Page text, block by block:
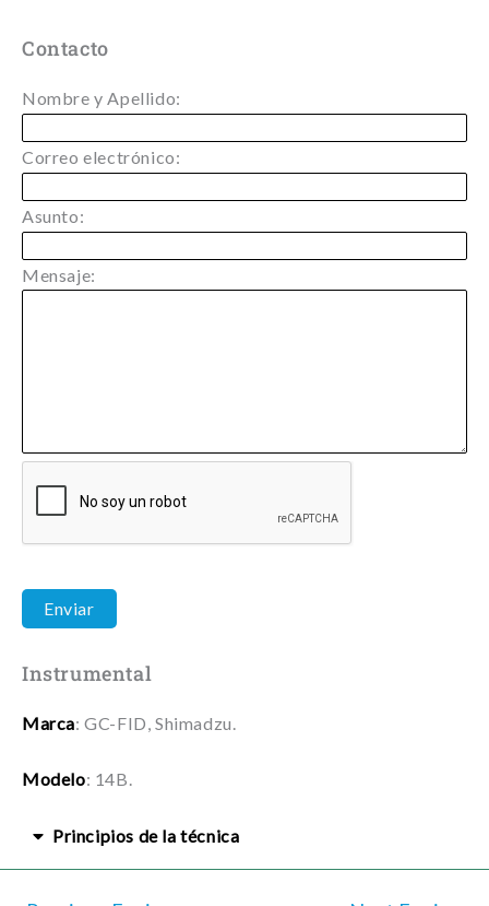
Contacto
Nombre y Apellido:
Correo electrónico:
Asunto:
Mensaje:
Instrumental
Marca: GC-FID, Shimadzu.
Modelo: 14B.
Principios de la técnica